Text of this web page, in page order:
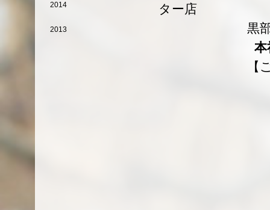
ター店
黒部インタ
本
【ご予約は
2014
2013